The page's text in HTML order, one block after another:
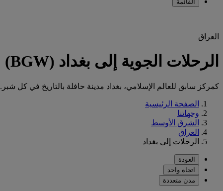
القائمة
العراق
الرحلات الجوية إلى بغداد (BGW)
كمركز سابق للعالم الإسلامي، بغداد مدينة حافلة بالتاريخ في كل شبر.
الصفحة الرئيسية
وجهاتنا
الشرق الأوسط
العراق
الرحلات إلى بغداد
العودة
اتجاه واحد
مدن متعددة